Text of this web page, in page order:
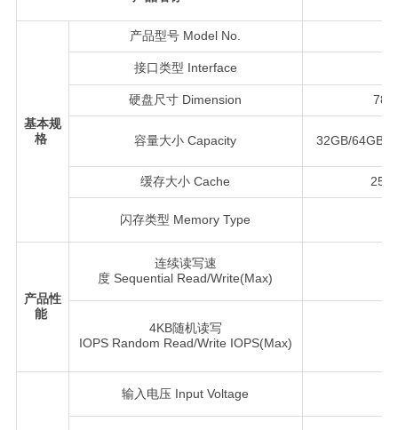
基本规
格
产品型号 Model No.
接口类型 Interface
硬盘尺寸 Dimension
容量大小 Capacity 32GB/64GB/
缓存大小 Cache
闪存类型 Memory Type
产品性
能
连续读写速
度 Sequential Read/Write(Max)
4KB随机读写
IOPS Random Read/Write IOPS(Max)
输入电压 Input Voltage